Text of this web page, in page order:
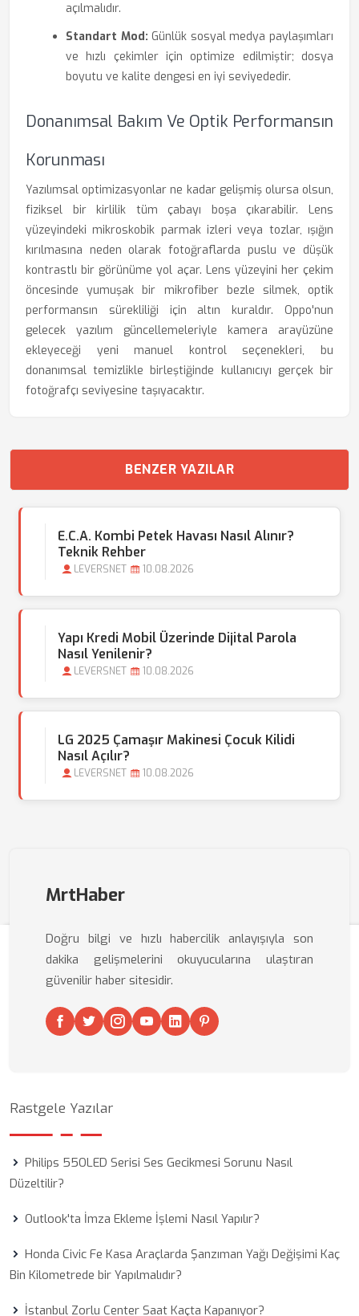
açılmalıdır.
Standart Mod: Günlük sosyal medya paylaşımları
ve hızlı çekimler için optimize edilmiştir; dosya
boyutu ve kalite dengesi en iyi seviyededir.
Donanımsal Bakım Ve Optik Performansın
Korunması
Yazılımsal optimizasyonlar ne kadar gelişmiş olursa olsun,
fiziksel bir kirlilik tüm çabayı boşa çıkarabilir. Lens
yüzeyindeki mikroskobik parmak izleri veya tozlar, ışığın
kırılmasına neden olarak fotoğraflarda puslu ve düşük
kontrastlı bir görünüme yol açar. Lens yüzeyini her çekim
öncesinde yumuşak bir mikrofiber bezle silmek, optik
performansın sürekliliği için altın kuraldır. Oppo'nun
gelecek yazılım güncellemeleriyle kamera arayüzüne
ekleyeceği yeni manuel kontrol seçenekleri, bu
donanımsal temizlikle birleştiğinde kullanıcıyı gerçek bir
fotoğrafçı seviyesine taşıyacaktır.
BENZER YAZILAR
E.C.A. Kombi Petek Havası Nasıl Alınır?
Teknik Rehber
LEVERSNET 10.08.2026
Yapı Kredi Mobil Üzerinde Dijital Parola
Nasıl Yenilenir?
LEVERSNET 10.08.2026
LG 2025 Çamaşır Makinesi Çocuk Kilidi
Nasıl Açılır?
LEVERSNET 10.08.2026
MrtHaber
Doğru bilgi ve hızlı habercilik anlayışıyla son
dakika gelişmelerini okuyucularına ulaştıran
güvenilir haber sitesidir.
Rastgele Yazılar
Philips 55OLED Serisi Ses Gecikmesi Sorunu Nasıl
Düzeltilir?
Outlook'ta İmza Ekleme İşlemi Nasıl Yapılır?
Honda Civic Fe Kasa Araçlarda Şanzıman Yağı Değişimi Kaç
Bin Kilometrede bir Yapılmalıdır?
İstanbul Zorlu Center Saat Kaçta Kapanıyor?